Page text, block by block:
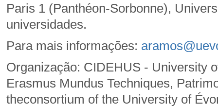
Paris 1 (Panthéon-Sorbonne),
universidades.
Para mais informações:
Organização: CIDEHUS - University
Erasmus Mundus Techniques,
theconsortium of the University of